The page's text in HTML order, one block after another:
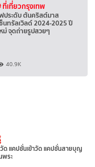
ที่เที่ยวกรุงเทพ
ประดับ ต้นคริสต์มาส
นทรัลเวิลด์ 2024-2025 ปี
ม่ จุดถ่ายรูปสวยๆ
40.9K
ด แคปชั่นเข้าวัด แคปชั่นสายบุญ
พระ